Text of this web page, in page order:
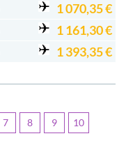
1 070,35 €
1 161,30 €
1 393,35 €
7 8 9
10